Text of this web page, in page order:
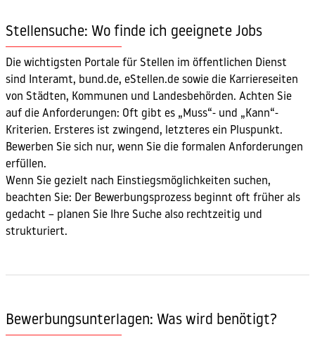
Stellensuche: Wo finde ich geeignete Jobs
Die wichtigsten Portale für Stellen im öffentlichen Dienst
sind Interamt, bund.de, eStellen.de sowie die Karriereseiten
von Städten, Kommunen und Landesbehörden. Achten Sie
auf die Anforderungen: Oft gibt es „Muss“- und „Kann“-
Kriterien. Ersteres ist zwingend, letzteres ein Pluspunkt.
Bewerben Sie sich nur, wenn Sie die formalen Anforderungen
erfüllen.
Wenn Sie gezielt nach Einstiegsmöglichkeiten suchen,
beachten Sie: Der Bewerbungsprozess beginnt oft früher als
gedacht – planen Sie Ihre Suche also rechtzeitig und
strukturiert.
Bewerbungsunterlagen: Was wird benötigt?